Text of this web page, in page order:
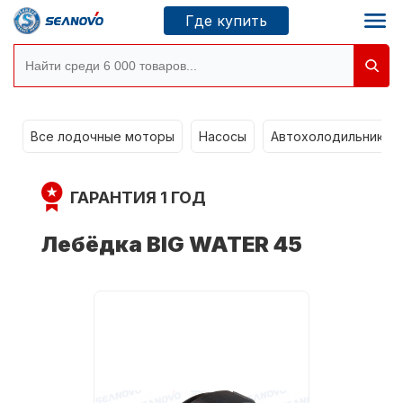
Где купить
Новосибирск
Где купить
Моторы SEANOVO
Все лодочные моторы Насосы Автохолодильники
ГАРАНТИЯ 1 ГОД
Лебёдка BIG WATER 45